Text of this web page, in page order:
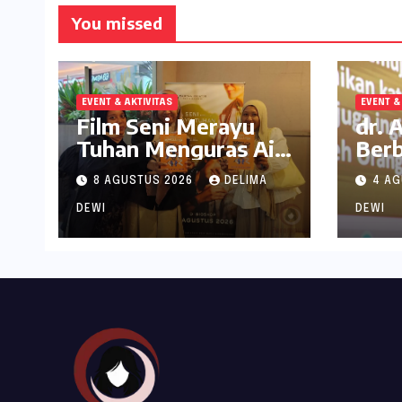
You missed
EVENT & AKTIVITAS
Film Seni Merayu
Tuhan Menguras Air
Mata Penonton
8 AGUSTUS 2026 DELIMA
DEWI
EVENT
dr.
di4
DEWI